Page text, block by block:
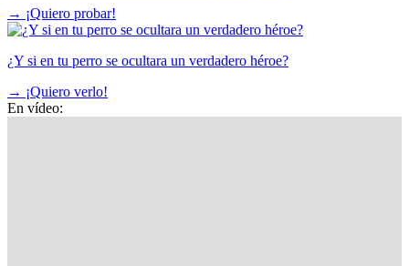
→ ¡Quiero probar!
¿Y si en tu perro se ocultara un verdadero héroe?
→ ¡Quiero verlo!
En vídeo: